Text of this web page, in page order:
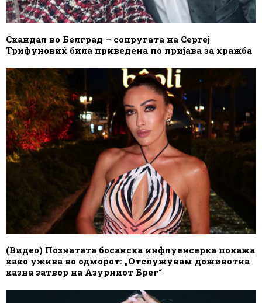
Скандал во Белград – сопругата на Сергеј
Трифуновиќ била приведена по пријава за кражба
(Видео) Познатата босанска инфлуенсерка покажа
како ужива во одморот: „Отслужувам доживотна
казна затвор на Азурниот Брег“